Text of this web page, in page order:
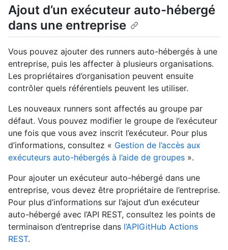
Ajout d’un exécuteur auto-hébergé
dans une entreprise
Vous pouvez ajouter des runners auto-hébergés à une
entreprise, puis les affecter à plusieurs organisations.
Les propriétaires d’organisation peuvent ensuite
contrôler quels référentiels peuvent les utiliser.
Les nouveaux runners sont affectés au groupe par
défaut. Vous pouvez modifier le groupe de l’exécuteur
une fois que vous avez inscrit l’exécuteur. Pour plus
d’informations, consultez « Gestion de l’accès aux
exécuteurs auto-hébergés à l’aide de groupes ».
Pour ajouter un exécuteur auto-hébergé dans une
entreprise, vous devez être propriétaire de l’entreprise.
Pour plus d’informations sur l’ajout d’un exécuteur
auto-hébergé avec l’API REST, consultez les points de
terminaison d’entreprise dans l’APIGitHub Actions
REST.